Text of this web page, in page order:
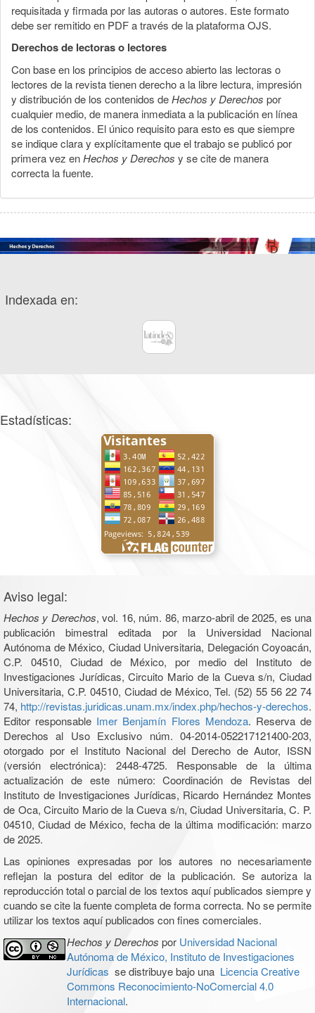
requisitada y firmada por las autoras o autores. Este formato
debe ser remitido en PDF a través de la plataforma OJS.
Derechos de lectoras o lectores
Con base en los principios de acceso abierto las lectoras o
lectores de la revista tienen derecho a la libre lectura, impresión
y distribución de los contenidos deHechos y Derechos por
cualquier medio, de manera inmediata a la publicación en línea
de los contenidos. El único requisito para esto es que siempre
se indique clara y explícitamente que el trabajo se publicó por
primera vez enHechos y Derechos y se cite de manera
correcta la fuente.
Indexada en:
Estadísticas:
Aviso legal:
Hechos y Derechos, vol. 16, núm. 86, marzo-abril de 2025, es una
publicación bimestral editada por la Universidad Nacional
Autónoma de México, Ciudad Universitaria, Delegación Coyoacán,
C.P. 04510, Ciudad de México, por medio del Instituto de
Investigaciones Jurídicas, Circuito Mario de la Cueva s/n, Ciudad
Universitaria, C.P. 04510, Ciudad de México, Tel. (52) 55 56 22 74
74, http://revistas.juridicas.unam.mx/index.php/hechos-y-derechos.
Editor responsable Imer Benjamín Flores Mendoza. Reserva de
Derechos al Uso Exclusivo núm. 04-2014-052217121400-203,
otorgado por el Instituto Nacional del Derecho de Autor, ISSN
(versión electrónica): 2448-4725. Responsable de la última
actualización de este número: Coordinación de Revistas del
Instituto de Investigaciones Jurídicas, Ricardo Hernández Montes
de Oca, Circuito Mario de la Cueva s/n, Ciudad Universitaria, C. P.
04510, Ciudad de México, fecha de la última modificación: marzo
de 2025.
Las opiniones expresadas por los autores no necesariamente
reflejan la postura del editor de la publicación. Se autoriza la
reproducción total o parcial de los textos aquí publicados siempre y
cuando se cite la fuente completa de forma correcta. No se permite
utilizar los textos aquí publicados con fines comerciales.
Hechos y Derechos por Universidad Nacional
Autónoma de México, Instituto de Investigaciones
Jurídicas se distribuye bajo una Licencia Creative
Commons Reconocimiento-NoComercial 4.0
Internacional.